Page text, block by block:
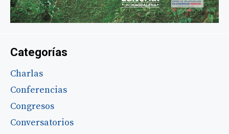
Categorías
Charlas
Conferencias
Congresos
Conversatorios